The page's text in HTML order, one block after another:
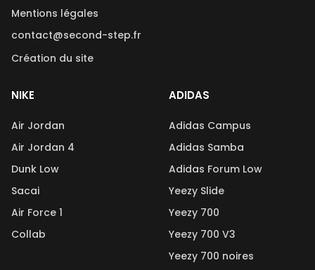
Mentions légales
contact@second-step.fr
Création du site
NIKE
Air Jordan
Air Jordan 4
Dunk Low
Sacai
Air Force 1
Collab
ADIDAS
Adidas Campus
Adidas Samba
Adidas Forum Low
Yeezy Slide
Yeezy 700
Yeezy 700 V3
Yeezy 700 noires